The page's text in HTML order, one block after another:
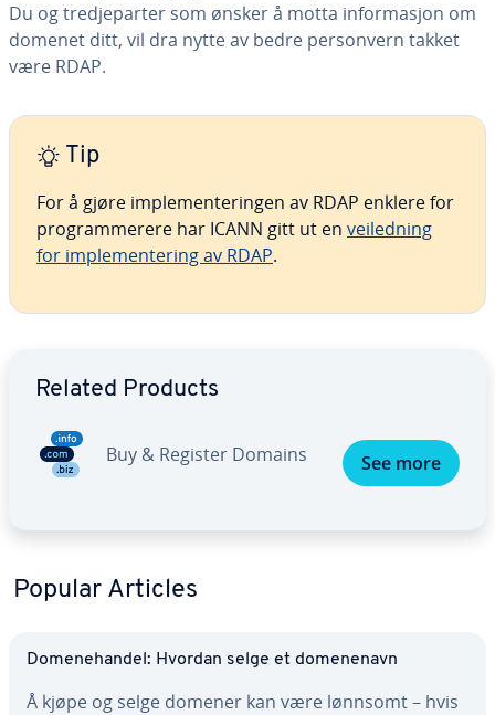
Du og tredjeparter som ønsker å motta informasjon om
domenet ditt, vil dra nytte av bedre personvern takket
være RDAP.
Tip
For å gjøre implementeringen av RDAP enklere for
programmerere har ICANN gitt ut en veiledning
for implementering av RDAP.
Related Products
Buy & Register Domains See more
Popular Articles
Domenehandel: Hvordan selge et domenenavn
Å kjøpe og selge domener kan være lønnsomt – hvis